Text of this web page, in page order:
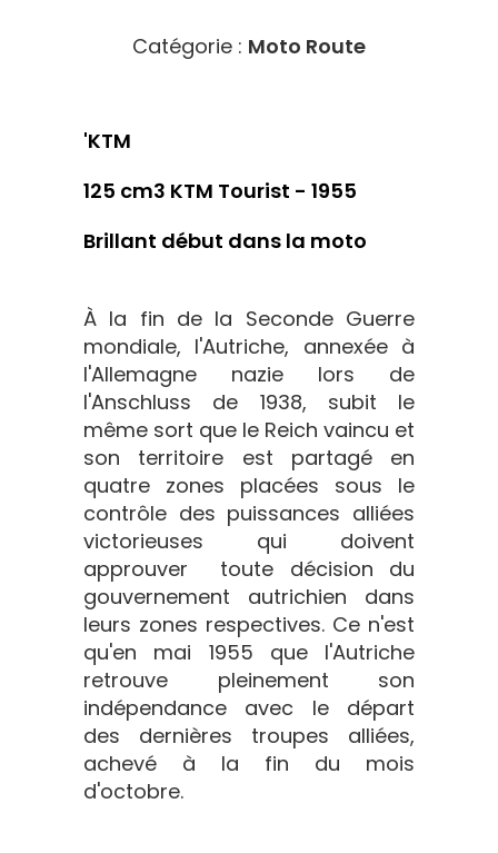
Catégorie : Moto Route
'KTM
125 cm3 KTM Tourist - 1955
Brillant début dans la moto
À la fin de la Seconde Guerre
mondiale, l'Autriche, annexée à
l'Allemagne nazie lors de
l'Anschluss de 1938, subit le
même sort que le Reich vaincu et
son territoire est partagé en
quatre zones placées sous le
contrôle des puissances alliées
victorieuses qui doivent
approuver toute décision du
gouvernement autrichien dans
leurs zones respectives. Ce n'est
qu'en mai 1955 que l'Autriche
retrouve pleinement son
indépendance avec le départ
des dernières troupes alliées,
achevé à la fin du mois
d'octobre.